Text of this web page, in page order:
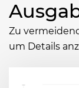
Zu
um Details